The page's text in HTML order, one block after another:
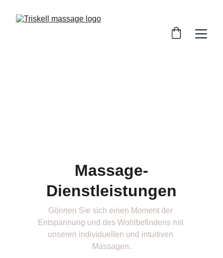
Massage-
Dienstleistungen
Gönnen Sie sich einen Moment der
Entspannung und des Wohlbefindens mit
unseren individuellen und intuitiven
Massagen.